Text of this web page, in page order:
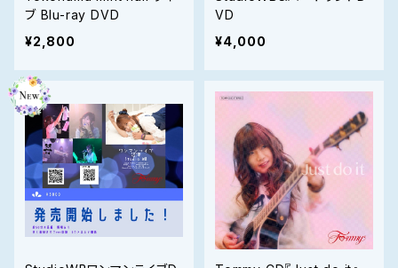
ブ Blu-ray DVD
¥2,800
VD
¥4,000